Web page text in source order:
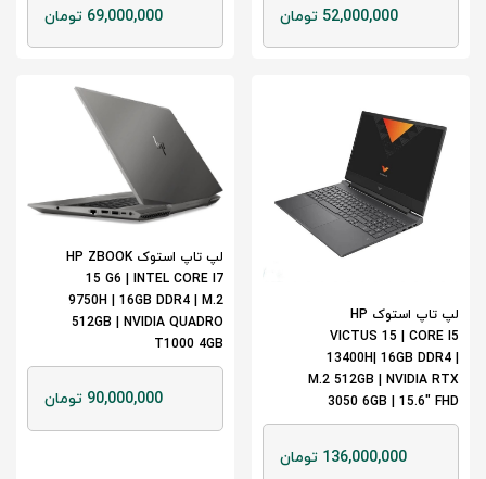
52,000,000 تومان 69,000,000 تومان
لپ تاپ استوک HP
VICTUS 15 | CORE I5
13400H| 16GB DDR4 |
M.2 512GB | NVIDIA RTX
3050 6GB | 15.6" FHD
136,000,000 تومان
لپ تاپ استوک HP ZBOOK
15 G6 | INTEL CORE I7
9750H | 16GB DDR4 | M.2
512GB | NVIDIA QUADRO
T1000 4GB
90,000,000 تومان